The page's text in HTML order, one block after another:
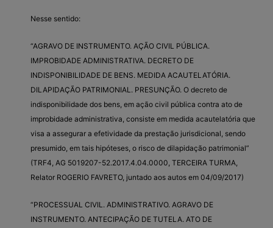
Nesse sentido:
“AGRAVO DE INSTRUMENTO. AÇÃO CIVIL PÚBLICA.
IMPROBIDADE ADMINISTRATIVA. DECRETO DE
INDISPONIBILIDADE DE BENS. MEDIDA ACAUTELATÓRIA.
DILAPIDAÇÃO PATRIMONIAL. PRESUNÇÃO. O decreto de
indisponibilidade dos bens, em ação civil pública contra ato de
improbidade administrativa, consiste em medida acautelatória que
visa a assegurar a efetividade da prestação jurisdicional, sendo
presumido, em tais hipóteses, o risco de dilapidação patrimonial”
(TRF4, AG 5019207-52.2017.4.04.0000, TERCEIRA TURMA,
Relator ROGERIO FAVRETO, juntado aos autos em 04/09/2017)
“PROCESSUAL CIVIL. ADMINISTRATIVO. AGRAVO DE
INSTRUMENTO. ANTECIPAÇÃO DE TUTELA. ATO DE